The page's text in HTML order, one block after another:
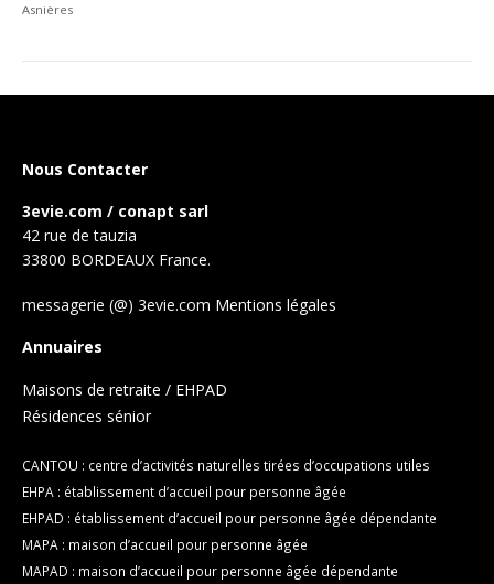
Asnières
Nous Contacter
3evie.com / conapt sarl
42 rue de tauzia
33800 BORDEAUX France.
messagerie (@) 3evie.com Mentions légales
Annuaires
Maisons de retraite / EHPAD
Résidences sénior
CANTOU : centre d’activités naturelles tirées d’occupations utiles
EHPA : établissement d’accueil pour personne âgée
EHPAD : établissement d’accueil pour personne âgée dépendante
MAPA : maison d’accueil pour personne âgée
MAPAD : maison d’accueil pour personne âgée dépendante